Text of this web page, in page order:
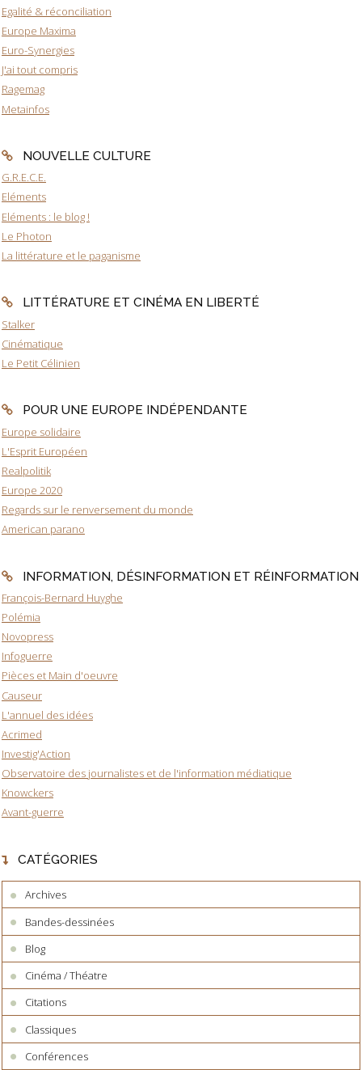
Egalité & réconciliation
Europe Maxima
Euro-Synergies
J'ai tout compris
Ragemag
Metainfos
NOUVELLE CULTURE
G.R.E.C.E.
Eléments
Eléments : le blog !
Le Photon
La littérature et le paganisme
LITTÉRATURE ET CINÉMA EN LIBERTÉ
Stalker
Cinématique
Le Petit Célinien
POUR UNE EUROPE INDÉPENDANTE
Europe solidaire
L'Esprit Européen
Realpolitik
Europe 2020
Regards sur le renversement du monde
American parano
INFORMATION, DÉSINFORMATION ET RÉINFORMATION
François-Bernard Huyghe
Polémia
Novopress
Infoguerre
Pièces et Main d'oeuvre
Causeur
L'annuel des idées
Acrimed
Investig'Action
Observatoire des journalistes et de l'information médiatique
Knowckers
Avant-guerre
CATÉGORIES
Archives
Bandes-dessinées
Blog
Cinéma / Théatre
Citations
Classiques
Conférences